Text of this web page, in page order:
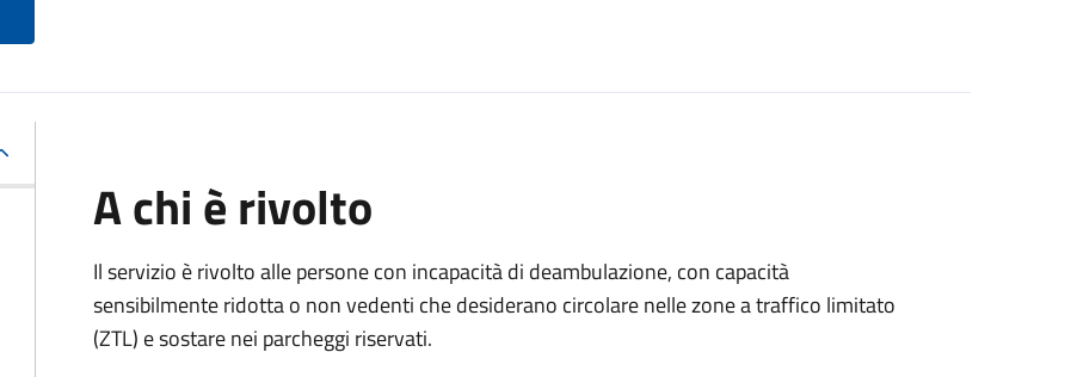
A chi è rivolto
Il servizio è rivolto alle persone con incapacità di deambulazione, con capacità
sensibilmente ridotta o non vedenti che desiderano circolare nelle zone a traffico limitato
(ZTL) e sostare nei parcheggi riservati.